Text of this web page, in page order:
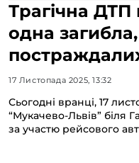
Трагічна ДТП
одна
17 Листопада 2025, 13:32
Сьогодні вранці, 17
“Мукачево-Львів” біля
за участю рейсового